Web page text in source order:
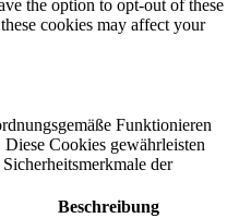
the option to opt-out of these
cookies may affect your
Funktionieren
Cookies gewährleisten
der
Beschreibung